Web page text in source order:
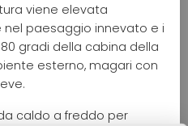
viene elevata
paesaggio innevato e i
gradi della cabina della
esterno, magari con
caldo a freddo per